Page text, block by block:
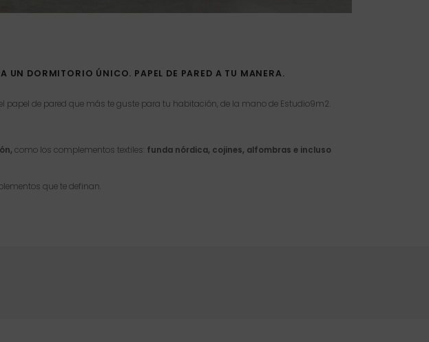
UN DORMITORIO ÚNICO. PAPEL DE PARED A TU MANERA.
papel de pared que más te guste para tu habitación, de la mano de Estudio9m2.
como los complementos textiles: funda nórdica, cojines, alfombras e incluso
que te definan.